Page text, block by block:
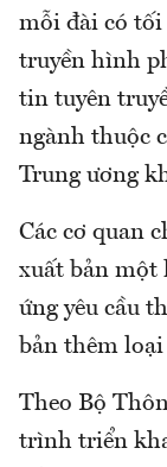
mỗi đài có tối
truyền hình
tin tuyên
ngành thuộc
Trung ương
Các cơ quan
xuất bản một
ứng yêu cầu
bản thêm
Theo Bộ
trình triển